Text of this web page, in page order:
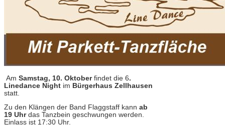
Am Samstag, 10. Oktoberfindet die 6.
Linedance Night im Bürgerhaus Zellhausen
statt.
Zu den Klängen der Band Flaggstaff kann ab
19 Uhrdas Tanzbein geschwungen werden.
Einlass ist 17:30 Uhr.